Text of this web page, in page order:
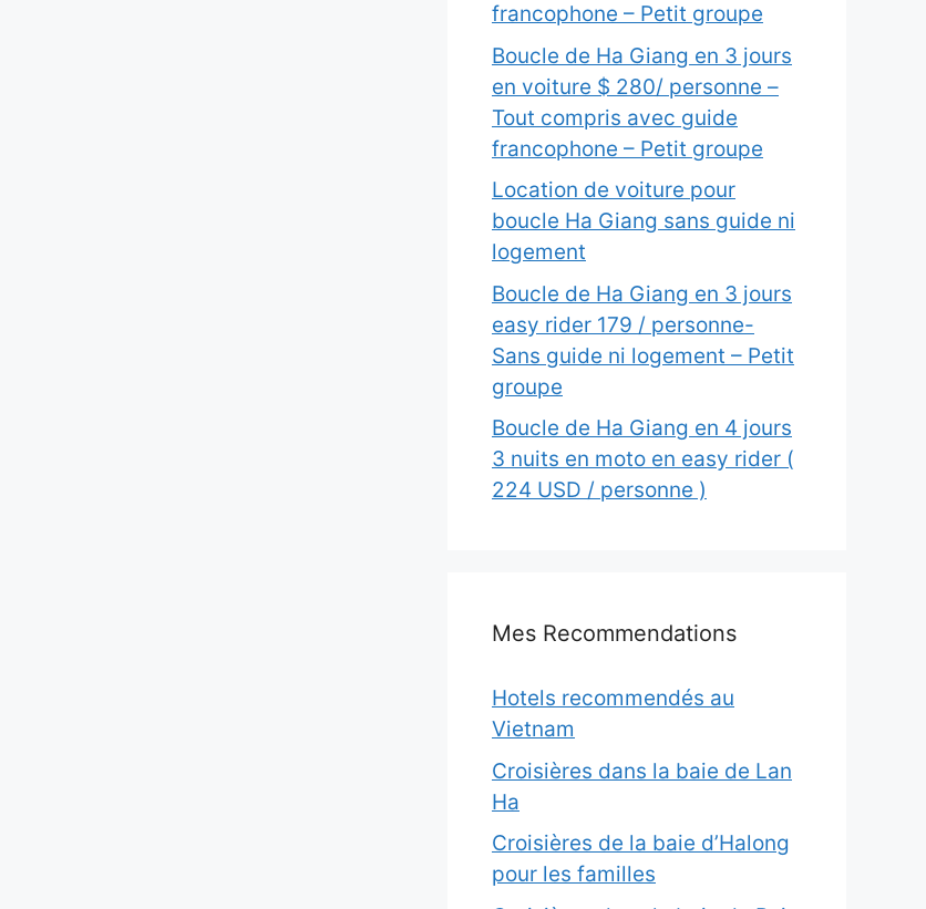
francophone – Petit groupe
Boucle de Ha Giang en 3 jours
en voiture $ 280/ personne –
Tout compris avec guide
francophone – Petit groupe
Location de voiture pour
boucle Ha Giang sans guide ni
logement
Boucle de Ha Giang en 3 jours
easy rider 179 / personne-
Sans guide ni logement – Petit
groupe
Boucle de Ha Giang en 4 jours
3 nuits en moto en easy rider (
224 USD / personne )
Mes Recommendations
Hotels recommendés au
Vietnam
Croisières dans la baie de Lan
Ha
Croisières de la baie d’Halong
pour les familles